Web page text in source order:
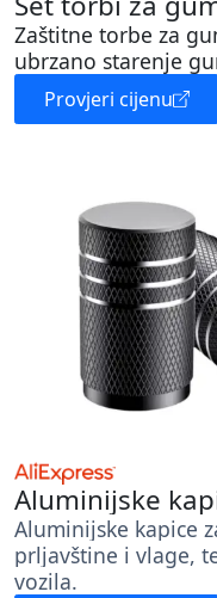
Zaštitne torbe za
ubrzano starenje
Provjeri cijenu
Aluminijske
Aluminijske kapice
prljavštine i vlage,
vozila.